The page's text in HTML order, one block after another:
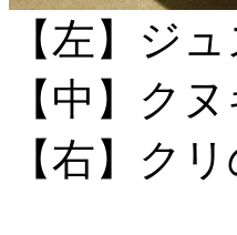
【左】ジ
【中】ク
【右】ク